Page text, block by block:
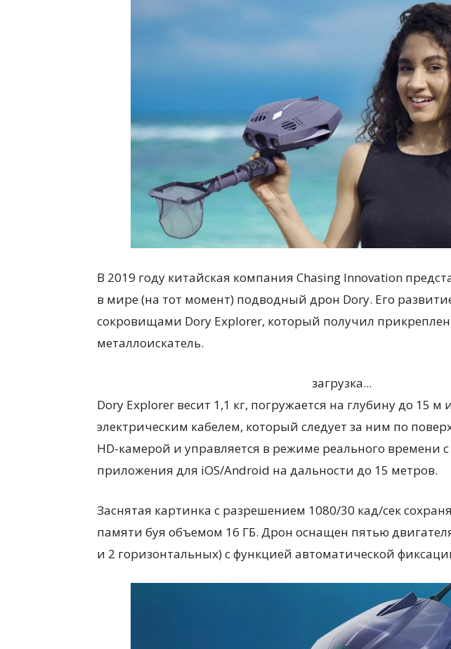
В 2019 году китайская компания Chasing Innovation
в мире (на тот момент) подводный дрон Dory. Его
сокровищами Dory Explorer, который получил
металлоискатель.
загрузка...
Dory Explorer весит 1,1 кг, погружается на глубину до 15 м
электрическим кабелем, который следует за ним по
HD-камерой и управляется в режиме реального времени
приложения для iOS/Android на дальности до 15 метров.
Заснятая картинка с разрешением 1080/30 кад/сек
памяти буя объемом 16 ГБ. Дрон оснащен пятью
и 2 горизонтальных) с функцией автоматической